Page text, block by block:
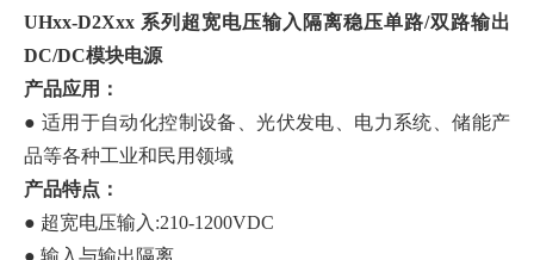
UHxx-D2Xxx 系列超宽电压输入隔离稳压单路/双路输出
DC/DC模块电源
产品应用：
● 适用于自动化控制设备、光伏发电、电力系统、储能产
品等各种工业和民用领域
产品特点：
● 超宽电压输入:210-1200VDC